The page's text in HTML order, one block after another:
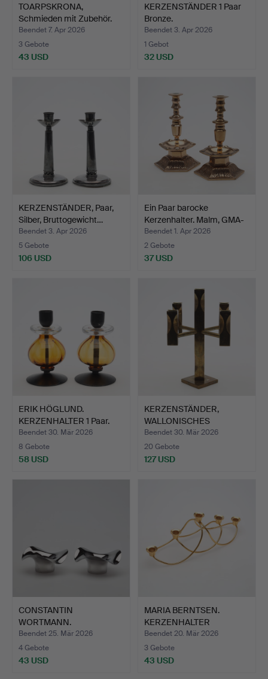
TOARPSKRONA,
Schmieden mit Zubehör.
Beendet 7. Apr 2026
3 Gebote
43 USD
KERZENSTÄNDER 1 Paar
Bronze.
Beendet 3. Apr 2026
1 Gebot
32 USD
KERZENSTÄNDER, Paar,
Silber, Bruttogewicht…
Beendet 3. Apr 2026
5 Gebote
106 USD
Ein Paar barocke
Kerzenhalter. Malm, GMA-
1…
Beendet 1. Apr 2026
2 Gebote
37 USD
ERIK HÖGLUND.
KERZENHALTER 1 Paar.
Beendet 30. Mär 2026
8 Gebote
58 USD
KERZENSTÄNDER,
WALLONISCHES
MESSING.
Beendet 30. Mär 2026
20 Gebote
127 USD
CONSTANTIN
WORTMANN.
LICHTLATERNEN, „Cobra…
Beendet 25. Mär 2026
4 Gebote
43 USD
MARIA BERNTSEN.
KERZENHALTER
„Harmony“ Geo…
Beendet 20. Mär 2026
3 Gebote
43 USD